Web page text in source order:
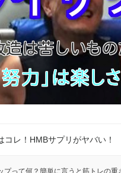
レ！HMBサプリがヤバい！
プって何？簡単に言うと筋トレの重